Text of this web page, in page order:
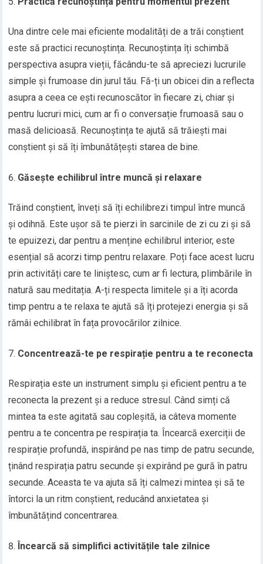
Una dintre cele mai eficiente modalități de a trăi conștient
este să practici recunoștința. Recunoștința îți schimbă
perspectiva asupra vieții, făcându-te să apreciezi lucrurile
simple și frumoase din jurul tău. Fă-ți un obicei din a reflecta
asupra a ceea ce ești recunoscător în fiecare zi, chiar și
pentru lucruri mici, cum ar fi o conversație frumoasă sau o
masă delicioasă. Recunoștința te ajută să trăiești mai
conștient și să îți îmbunătățești starea de bine.
Găsește echilibrul între muncă și relaxare
Trăind conștient, înveți să îți echilibrezi timpul între muncă
și odihnă. Este ușor să te pierzi în sarcinile de zi cu zi și să
te epuizezi, dar pentru a menține echilibrul interior, este
esențial să acorzi timp pentru relaxare. Poți face acest lucru
prin activități care te liniștesc, cum ar fi lectura, plimbările în
natură sau meditația. A-ți respecta limitele și a îți acorda
timp pentru a te relaxa te ajută să îți protejezi energia și să
rămâi echilibrat în fața provocărilor zilnice.
Concentrează-te pe respirație pentru a te reconecta
Respirația este un instrument simplu și eficient pentru a te
reconecta la prezent și a reduce stresul. Când simți că
mintea ta este agitată sau copleșită, ia câteva momente
pentru a te concentra pe respirația ta. Încearcă exerciții de
respirație profundă, inspirând pe nas timp de patru secunde,
ținând respirația patru secunde și expirând pe gură în patru
secunde. Aceasta te va ajuta să îți calmezi mintea și să te
întorci la un ritm conștient, reducând anxietatea și
îmbunătățind concentrarea.
Încearcă să simplifici activitățile tale zilnice